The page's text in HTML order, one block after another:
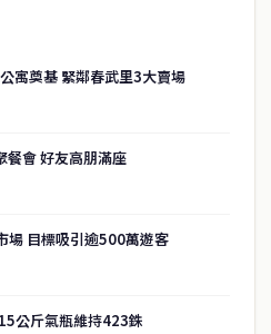
寓奠基 緊鄰春武里3大賣場
餐會 好友高朋滿座
場 目標吸引逾500萬遊客
公斤氣瓶維持423銖